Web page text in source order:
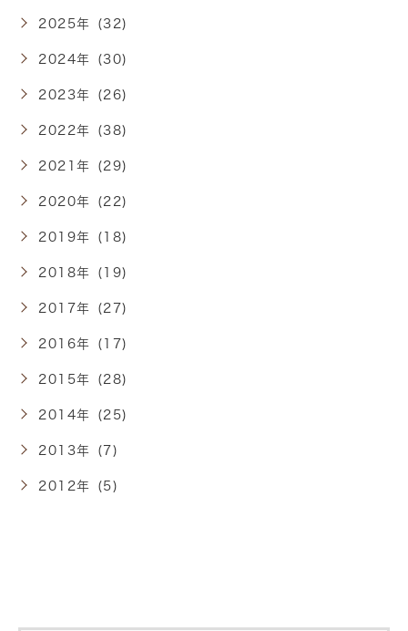
2025年 (32)
2024年 (30)
2023年 (26)
2022年 (38)
2021年 (29)
2020年 (22)
2019年 (18)
2018年 (19)
2017年 (27)
2016年 (17)
2015年 (28)
2014年 (25)
2013年 (7)
2012年 (5)